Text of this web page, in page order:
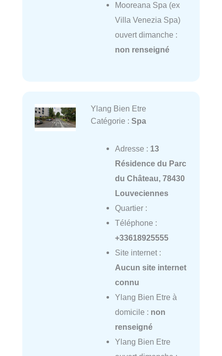
Mooreana Spa (ex
Villa Venezia Spa)
ouvert dimanche :
non renseigné
Ylang Bien Etre
Catégorie : Spa
Adresse : 13
Résidence du Parc
du Château, 78430
Louveciennes
Quartier :
Téléphone :
+33618925555
Site internet :
Aucun site internet
connu
Ylang Bien Etre à
domicile : non
renseigné
Ylang Bien Etre